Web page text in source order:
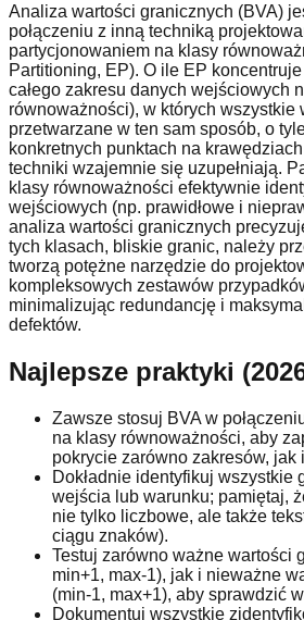
Analiza wartości granicznych (BVA)
połączeniu z inną techniką
partycjonowaniem na klasy
Partitioning, EP). O ile EP
całego zakresu danych wejściowych
równoważności), w których wszystkie
przetwarzane w ten sam sposób, o
konkretnych punktach na
techniki wzajemnie się uzupełniają.
klasy równoważności efektywnie
wejściowych (np. prawidłowe i
analiza wartości granicznych
tych klasach, bliskie granic, należy
tworzą potężne narzędzie do
kompleksowych zestawów
minimalizując redundancję i
defektów.
Najlepsze praktyki
Zawsze stosuj BVA w
na klasy równoważności, aby
pokrycie zarówno zakresów, jak
Dokładnie identyfikuj wszystkie
wejścia lub warunku; pamiętaj,
nie tylko liczbowe, ale także
ciągu znaków).
Testuj zarówno ważne wartości
min+1, max-1), jak i nieważne
(min-1, max+1), aby sprawdzić
Dokumentuj wszystkie